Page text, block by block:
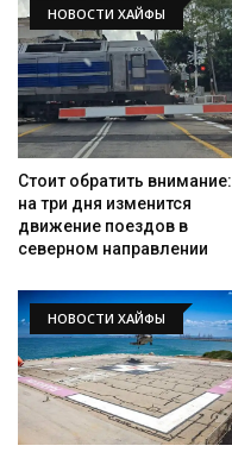
НОВОСТИ ХАЙФЫ
Стоит обратить внимание:
на три дня изменится
движение поездов в
северном направлении
НОВОСТИ ХАЙФЫ